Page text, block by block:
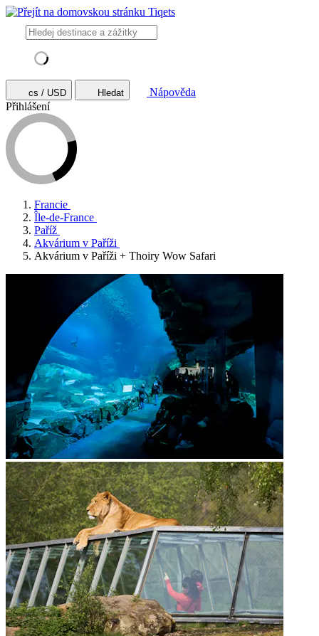
cs / USD Hledat
Nápověda
Přihlášení
Francie
Île-de-France
Paříž
Akvárium v Paříži
Akvárium v Paříži + Thoiry Wow Safari